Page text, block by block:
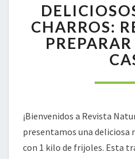
CHARROS:
¡Bienvenidos a Revista
presentamos una deliciosa
con 1 kilo de frijoles. Esta